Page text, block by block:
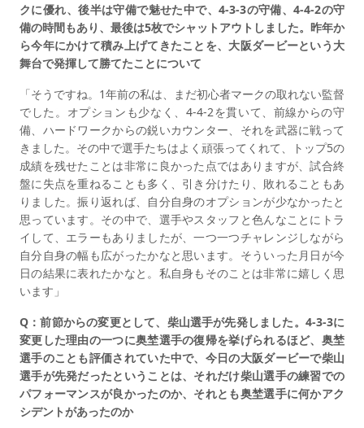
クに優れ、後半は守備で魅せた中で、4-3-3の守備、4-4-2の守
備の時間もあり、最後は5枚でシャットアウトしました。昨年か
ら今年にかけて積み上げてきたことを、大阪ダービーという大
舞台で発揮して勝てたことについて
「そうですね。1年前の私は、まだ初心者マークの取れない監督
でした。オプションも少なく、4-4-2を貫いて、前線からの守
備、ハードワークからの鋭いカウンター、それを武器に戦って
きました。その中で選手たちはよく頑張ってくれて、トップ5の
成績を残せたことは非常に良かった点ではありますが、試合終
盤に失点を重ねることも多く、引き分けたり、敗れることもあ
りました。振り返れば、自分自身のオプションが少なかったと
思っています。その中で、選手やスタッフと色んなことにトラ
イして、エラーもありましたが、一つ一つチャレンジしながら
自分自身の幅も広がったかなと思います。そういった月日が今
日の結果に表れたかなと。私自身もそのことは非常に嬉しく思
います」
Q：前節からの変更として、柴山選手が先発しました。4-3-3に
変更した理由の一つに奥埜選手の復帰を挙げられるほど、奥埜
選手のことも評価されていた中で、今日の大阪ダービーで柴山
選手が先発だったということは、それだけ柴山選手の練習での
パフォーマンスが良かったのか、それとも奥埜選手に何かアク
シデントがあったのか